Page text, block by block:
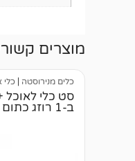
מוצרים
כלים מנירוסטה כלי
ב-1 רוזג כתום M